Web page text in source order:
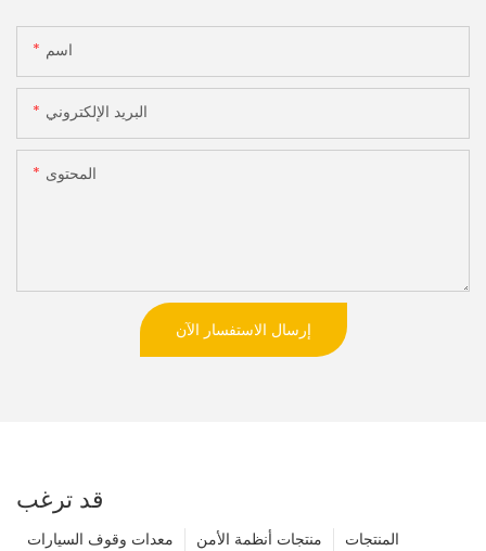
اسم
البريد الإلكتروني
المحتوى
إرسال الاستفسار الآن
قد ترغب
المنتجات منتجات أنظمة الأمن معدات وقوف السيارات